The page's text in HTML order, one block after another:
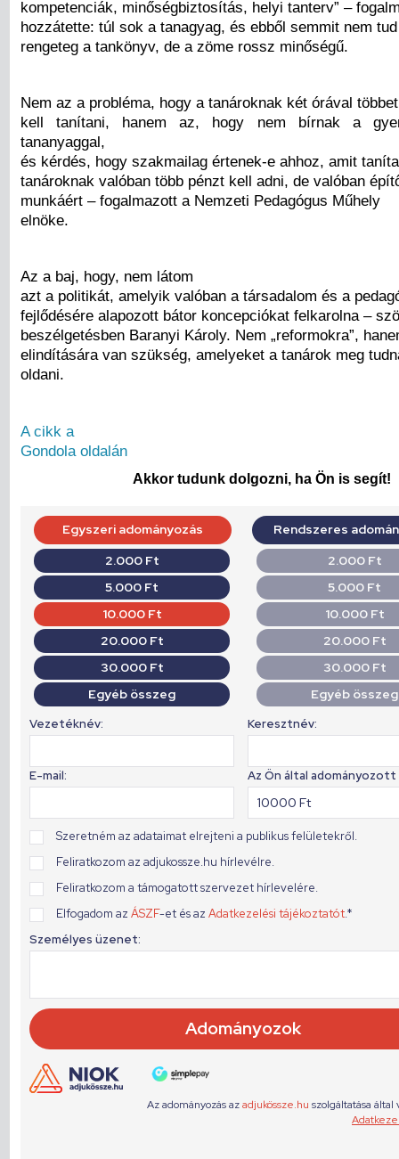
kompetenciák, minőségbiztosítás, helyi tanterv” –
hozzátette: túl sok a tanagyag, és ebből semmit nem
rengeteg a tankönyv, de a zöme rossz minőségű.
Nem az a probléma, hogy a tanároknak két órával többet
kell tanítani, hanem az, hogy nem bírnak a
tananyaggal,
és kérdés, hogy szakmailag értenek-e ahhoz, amit
tanároknak valóban több pénzt kell adni, de valóban
munkáért – fogalmazott a Nemzeti Pedagógus Műhely
elnöke.
Az a baj, hogy, nem látom
azt a politikát, amelyik valóban a társadalom és a
fejlődésére alapozott bátor koncepciókat felkarolna –
beszélgetésben Baranyi Károly. Nem „reformokra”,
elindítására van szükség, amelyeket a tanárok meg
oldani.
A cikk a
Gondola oldalán
Akkor tudunk dolgozni, ha Ön is segít!